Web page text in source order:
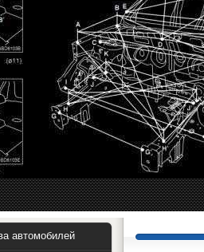
автомобилей